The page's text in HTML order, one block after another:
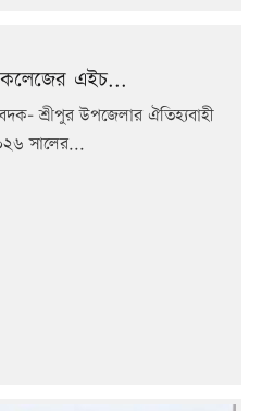
কলেজের এইচ...
শ্রীপুর উপজেলার ঐতিহ্যবাহী
সালের...